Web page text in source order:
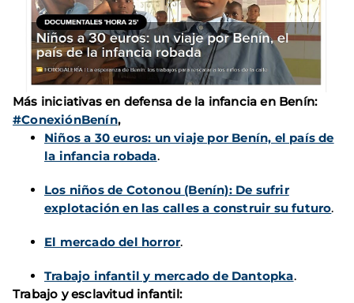
Más iniciativas en defensa de la infancia en Benín:
#ConexiónBenín,
Niños a 30 euros: un viaje por Benín, el país de
la infancia robada.
Los niños de Cotonou (Benín): De sufrir
explotación en las calles a construir su futuro.
El mercado del horror.
Trabajo infantil y mercado de Dantopka.
Trabajo y esclavitud infantil: